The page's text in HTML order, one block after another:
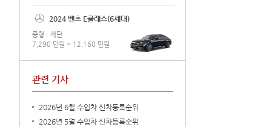
2024 벤츠 E클래스(6세대)
중형
세단
7,290 만원 ~ 12,160 만원
관련 기사
2026년 6월 수입차 신차등록순위
2026년 5월 수입차 신차등록순위